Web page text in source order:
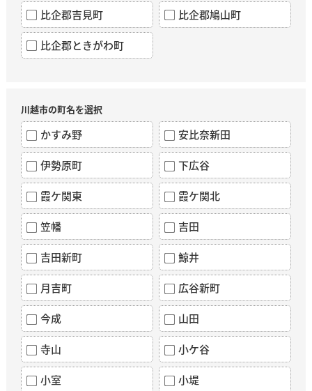
比企郡吉見町 比企郡鳩山町
比企郡ときがわ町
川越市の町名を選択
かすみ野 安比奈新田
伊勢原町 下広谷
霞ケ関東 霞ケ関北
笠幡 吉田
吉田新町 鯨井
月吉町 広谷新町
今成 山田
寺山 小ケ谷
小室 小堤